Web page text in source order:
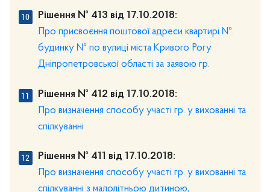
Рішення № 413 від 17.10.2018:
Про присвоєння поштової адреси квартирі №.
будинку № по вулиці міста Кривого Рогу
Дніпропетровської області за заявою гр.
Рішення № 412 від 17.10.2018:
Про визначення способу участі гр. у вихованні та
спілкуванні
Рішення № 411 від 17.10.2018:
Про визначення способу участі гр. у вихованні та
спілкуванні з малолітньою дитиною,